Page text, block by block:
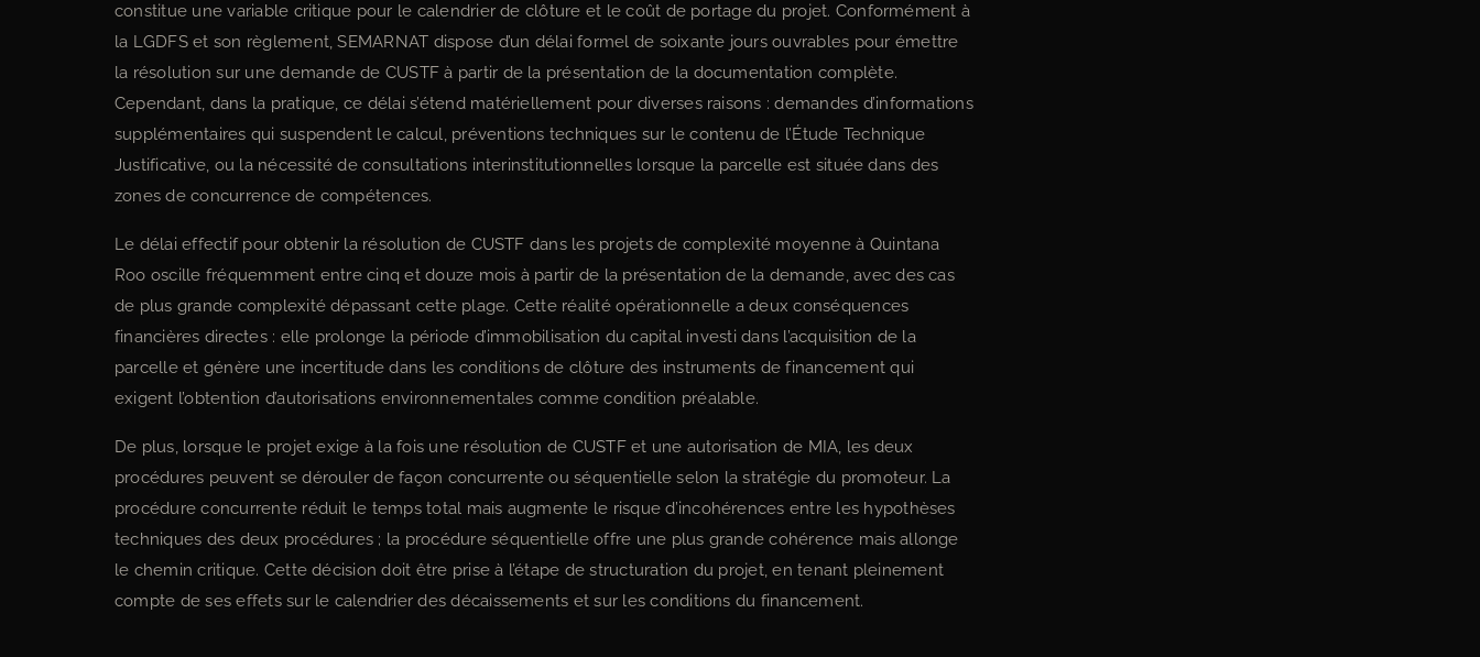
constitue une variable critique pour le calendrier de clôture et le coût de portage du projet. Conformément à
la LGDFS et son règlement, SEMARNAT dispose d’un délai formel de soixante jours ouvrables pour émettre
la résolution sur une demande de CUSTF à partir de la présentation de la documentation complète.
Cependant, dans la pratique, ce délai s’étend matériellement pour diverses raisons : demandes d’informations
supplémentaires qui suspendent le calcul, préventions techniques sur le contenu de l’Étude Technique
Justificative, ou la nécessité de consultations interinstitutionnelles lorsque la parcelle est située dans des
zones de concurrence de compétences.
Le délai effectif pour obtenir la résolution de CUSTF dans les projets de complexité moyenne à Quintana
Roo oscille fréquemment entre cinq et douze mois à partir de la présentation de la demande, avec des cas
de plus grande complexité dépassant cette plage. Cette réalité opérationnelle a deux conséquences
financières directes : elle prolonge la période d’immobilisation du capital investi dans l’acquisition de la
parcelle et génère une incertitude dans les conditions de clôture des instruments de financement qui
exigent l’obtention d’autorisations environnementales comme condition préalable.
De plus, lorsque le projet exige à la fois une résolution de CUSTF et une autorisation de MIA, les deux
procédures peuvent se dérouler de façon concurrente ou séquentielle selon la stratégie du promoteur. La
procédure concurrente réduit le temps total mais augmente le risque d’incohérences entre les hypothèses
techniques des deux procédures ; la procédure séquentielle offre une plus grande cohérence mais allonge
le chemin critique. Cette décision doit être prise à l’étape de structuration du projet, en tenant pleinement
compte de ses effets sur le calendrier des décaissements et sur les conditions du financement.